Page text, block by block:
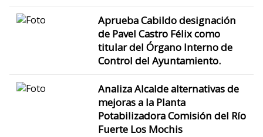
Aprueba Cabildo designación
de Pavel Castro Félix como
titular del Órgano Interno de
Control del Ayuntamiento.
Analiza Alcalde alternativas de
mejoras a la Planta
Potabilizadora Comisión del Río
Fuerte Los Mochis